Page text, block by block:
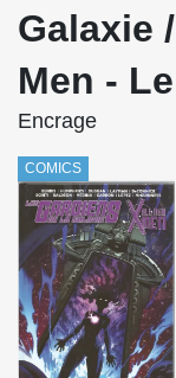
Galaxie
Men -
Encrage
COMICS